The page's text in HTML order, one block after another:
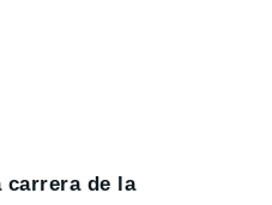
carrera de la